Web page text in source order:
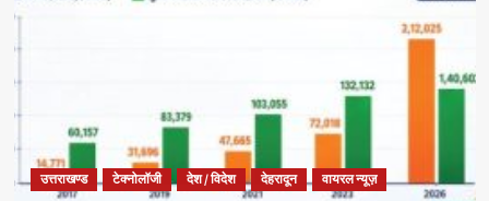
उत्तराखण्ड टेक्नोलॉजी देश / विदेश देहरादून वायरल न्यूज़